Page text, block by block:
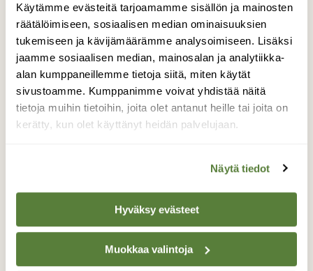
Käytämme evästeitä tarjoamamme sisällön ja mainosten
räätälöimiseen, sosiaalisen median ominaisuuksien
tukemiseen ja kävijämäärämme analysoimiseen. Lisäksi
jaamme sosiaalisen median, mainosalan ja analytiikka-
alan kumppaneillemme tietoja siitä, miten käytät
sivustoamme. Kumppanimme voivat yhdistää näitä
tietoja muihin tietoihin, joita olet antanut heille tai joita on
kerätty, kun olet käyttänyt heidän palvelujaan.
Näytä tiedot
Hyväksy evästeet
Muokkaa valintoja
Komea kynäjalava raamina
upealle pakkaspäivän
järvimaisemalle
Aurinko paistoi ja pakkanen oli kipakkaa, kun
kuvasin Pyhäjärvinäkymää Tampereen
Tahmelassa. Edessä on rauhoitettu, vanha
TAKAISIN LISTAAN